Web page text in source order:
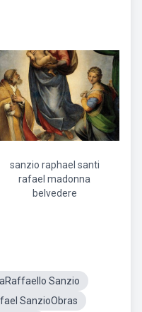
sanzio raphael santi
rafael madonna
belvedere
Sanzio
SanzioObras